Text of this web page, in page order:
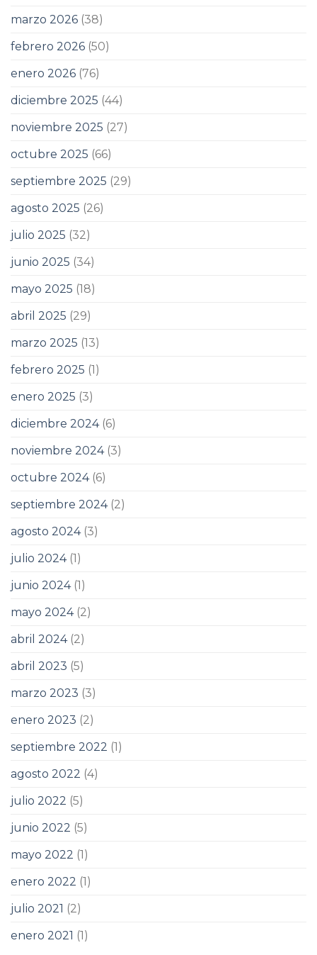
marzo 2026 (38)
febrero 2026 (50)
enero 2026 (76)
diciembre 2025 (44)
noviembre 2025 (27)
octubre 2025 (66)
septiembre 2025 (29)
agosto 2025 (26)
julio 2025 (32)
junio 2025 (34)
mayo 2025 (18)
abril 2025 (29)
marzo 2025 (13)
febrero 2025 (1)
enero 2025 (3)
diciembre 2024(6)
noviembre 2024(3)
octubre 2024(6)
septiembre 2024(2)
agosto 2024(3)
julio 2024(1)
junio 2024(1)
mayo 2024(2)
abril 2024(2)
abril 2023 (5)
marzo 2023 (3)
enero 2023 (2)
septiembre 2022 (1)
agosto 2022 (4)
julio 2022 (5)
junio 2022 (5)
mayo 2022 (1)
enero 2022 (1)
julio 2021 (2)
enero 2021 (1)